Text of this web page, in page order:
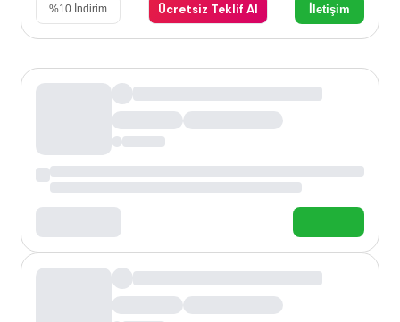
%10 İndirim Ücretsiz Teklif Al İletişim